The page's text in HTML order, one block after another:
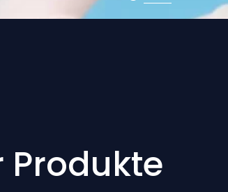
Produkte